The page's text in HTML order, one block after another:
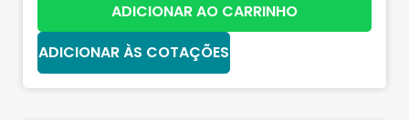
ADICIONAR AO CARRINHO
ADICIONAR ÀS COTAÇÕES